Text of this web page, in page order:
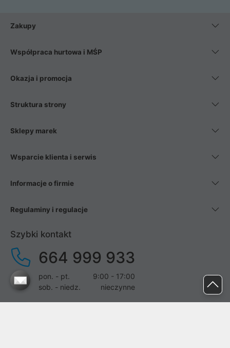
Zakupy
Współpraca hurtowa i MŚP
Okazja i promocja
Struktura strony
Sklepy marek
Wsparcie klienta i serwis
Informacje o firmie
Regulaminy i regulacje
Szybki kontakt
664 999 933
pon. - pt.
9:00 - 17:00
sob. - niedz.
nieczynne